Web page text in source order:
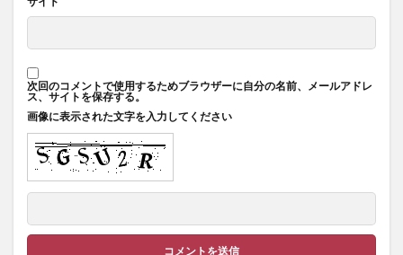
次回のコメントで使用するためブラウザーに自分の名前、メールアドレ
ス、サイトを保存する。
画像に表示された文字を入力してください